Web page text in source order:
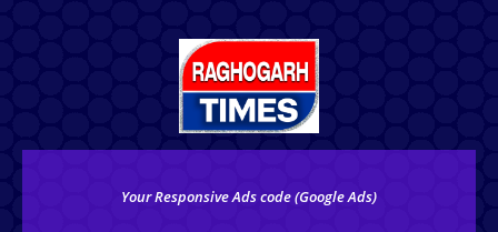
Your Responsive Ads code (Google Ads)